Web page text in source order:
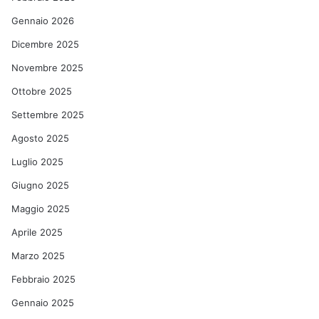
Gennaio 2026
Dicembre 2025
Novembre 2025
Ottobre 2025
Settembre 2025
Agosto 2025
Luglio 2025
Giugno 2025
Maggio 2025
Aprile 2025
Marzo 2025
Febbraio 2025
Gennaio 2025